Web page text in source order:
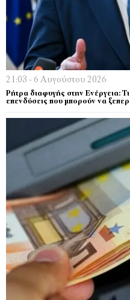
21:03 - 6 Αυγούστου 2026
Ρήτρα διαφυγής στην Ενέργεια:
επενδύσεις που μπορούν να